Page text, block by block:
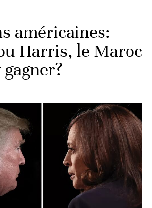
américaines:
Harris, le Maroc